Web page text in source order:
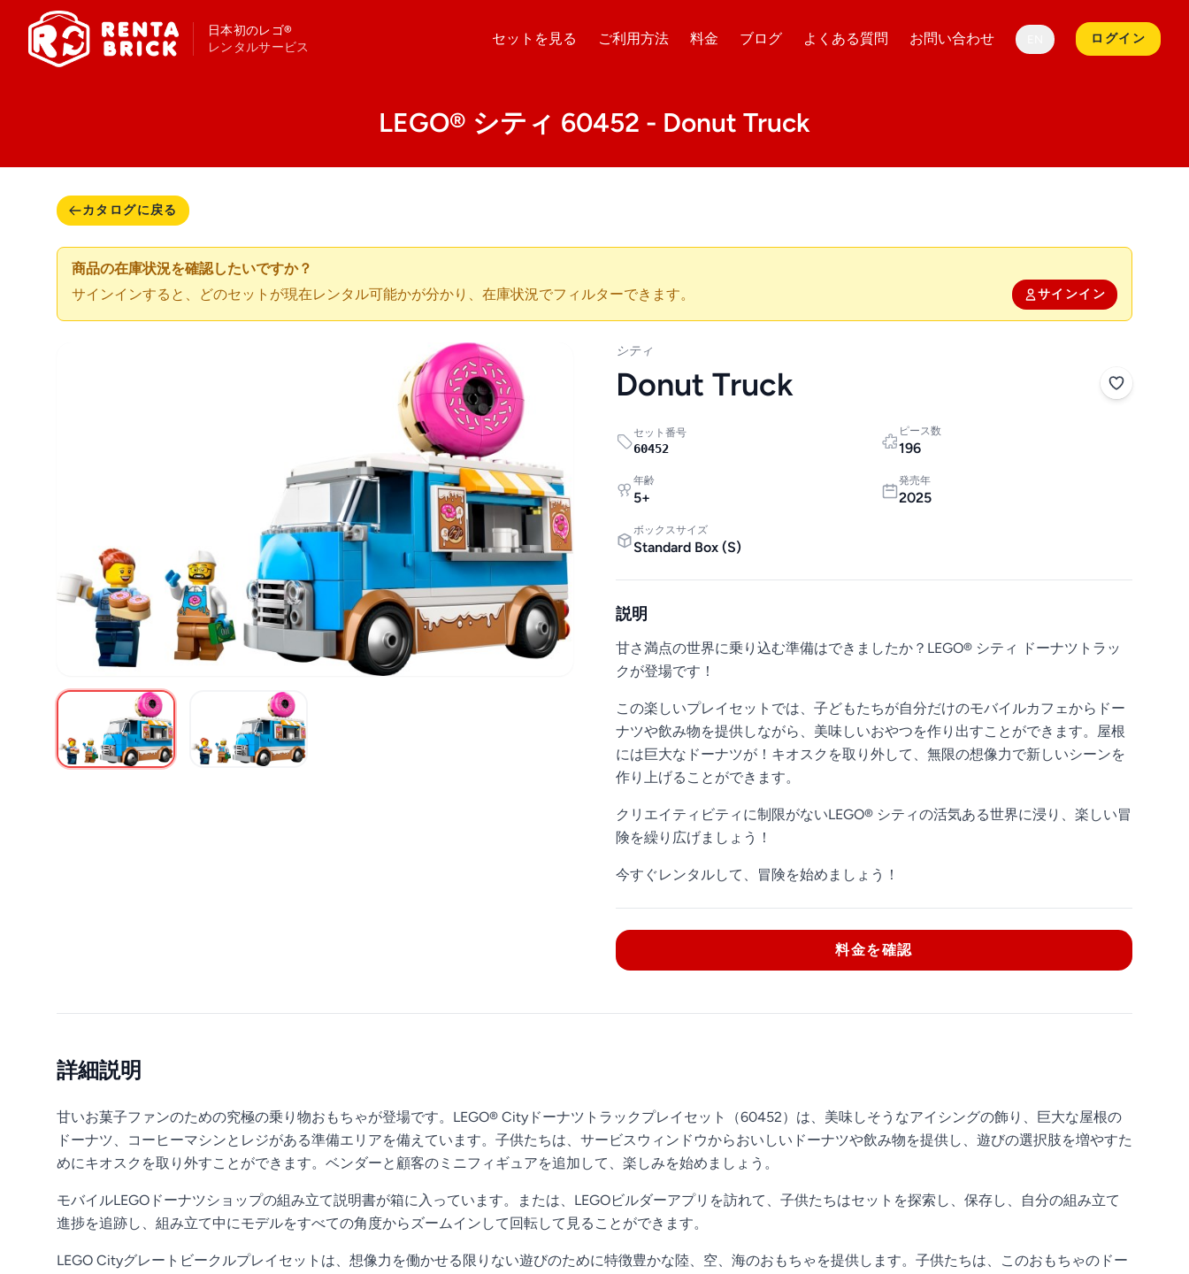
日本初のレゴ®
レンタルサービス
セットを見る ご利用方法 料金 ブログ よくある質問 お問い合わせ ログイン
LEGO® シティ 60452 - Donut Truck
カタログに戻る
商品の在庫状況を確認したいですか？
サインインすると、どのセットが現在レンタル可能かが分かり、在庫状況でフィルターできます。
サインイン
シティ
Donut Truck
セット番号
60452
ピース数
196
年齢
5+
発売年
2025
ボックスサイズ
Standard Box (S)
説明
甘さ満点の世界に乗り込む準備はできましたか？LEGO® シティ ドーナツトラッ
クが登場です！
この楽しいプレイセットでは、子どもたちが自分だけのモバイルカフェからドー
ナツや飲み物を提供しながら、美味しいおやつを作り出すことができます。屋根
には巨大なドーナツが！キオスクを取り外して、無限の想像力で新しいシーンを
作り上げることができます。
クリエイティビティに制限がないLEGO® シティの活気ある世界に浸り、楽しい冒
険を繰り広げましょう！
今すぐレンタルして、冒険を始めましょう！
料金を確認
詳細説明
甘いお菓子ファンのための究極の乗り物おもちゃが登場です。LEGO® Cityドーナツトラックプレイセット（60452）は、美味しそうなアイシングの飾り、巨大な屋根の
ドーナツ、コーヒーマシンとレジがある準備エリアを備えています。子供たちは、サービスウィンドウからおいしいドーナツや飲み物を提供し、遊びの選択肢を増やすた
めにキオスクを取り外すことができます。ベンダーと顧客のミニフィギュアを追加して、楽しみを始めましょう。
モバイルLEGOドーナツショップの組み立て説明書が箱に入っています。または、LEGOビルダーアプリを訪れて、子供たちはセットを探索し、保存し、自分の組み立て
進捗を追跡し、組み立て中にモデルをすべての角度からズームインして回転して見ることができます。
LEGO Cityグレートビークルプレイセットは、想像力を働かせる限りない遊びのために特徴豊かな陸、空、海のおもちゃを提供します。子供たちは、このおもちゃのドー